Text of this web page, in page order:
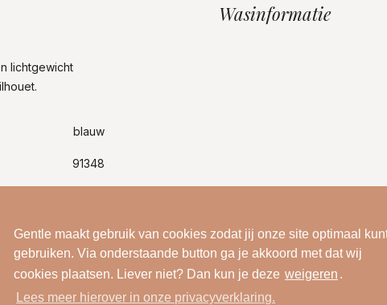
Gentle maakt gebruik van cookies zodat jij onze site optimaal
gebruiken. Via onderstaande button ga je akkoord met dat wij
cookies plaatsen. Liever niet? Dan kun je deze weigeren .
Lees meer hierover in onze privacyverklaring.
lichtgewicht
blauw
91348
Wasinformatie